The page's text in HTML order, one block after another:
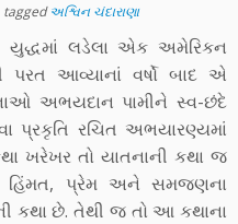
taggedઅશ્વિન ચંદારાણા
યુદ્ધમાં લડેલા એક અમેરિકન
આવ્યાનાં વર્ષો બાદ એ
અભયદાન પામીને સ્વ-છંદે
પ્રકૃતિ રચિત અભયારણ્યમાં
ખરેખર તો યાતનાની કથા જ
હિંમત, પ્રેમ અને સમજણના
કથા છે. તેથી જ તો આ કથાના